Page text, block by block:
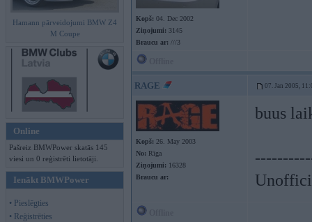
Hamann pārveidojumi BMW Z4
M Coupe
Online
Pašreiz BMWPower skatās 145
viesi un 0 reģistrēti lietotāji.
Ienākt BMWPower
• Pieslēgties
• Reģistrēties
Kopš: 04. Dec 2002
Ziņojumi: 3145
Braucu ar: ///3
RAGE 07. Jan 2005,
Kopš: 26. May 2003
No: Rīga
Ziņojumi: 16328
Braucu ar:
buus